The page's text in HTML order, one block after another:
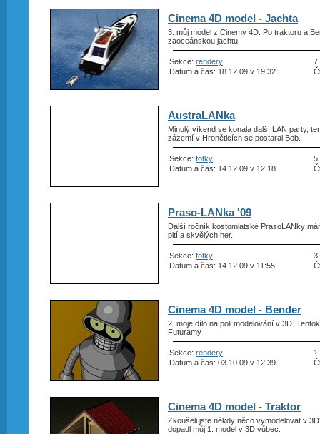
Cinema 4D model - Jachta
3. můj model z Cinemy 4D. Po traktoru a
zaoceánskou jachtu.
Sekce: rendery
7
Datum a čas: 18.12.09 v 19:32
AustraLANka
Minulý víkend se konala další LAN party,
zázemí v Hroněticích se postaral Bob.
Sekce: fotky
5
Datum a čas: 14.12.09 v 12:18
Praso-LANka '09
Další ročník kostomlatské PrasoLANky
pití a skvělých her.
Sekce: fotky
3
Datum a čas: 14.12.09 v 11:55
Cinema 4D model - Bender
2. moje dílo na poli modelování v 3D.
Futuramy
Sekce: rendery
1
Datum a čas: 03.10.09 v 12:39
Cinema 4D model - Traktor
Zkoušeli jste někdy něco vymodelovat v
dopadl můj 1. model v 3D vůbec.